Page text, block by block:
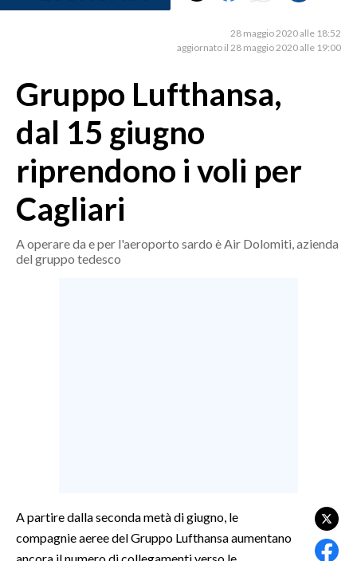
MEDIO CAMPIDANO
ORISTANO E PROVINCIA
SASSARI E PROVINCIA
GALLURA
NUORO E PROVINCIA
OGLIASTRA
SPORT IN SARDEGNA
28 maggio 2020 alle 18:52
aggiornato il 28 maggio 2020 alle 19:00
Gruppo Lufthansa,
dal 15 giugno
riprendono i voli per
Cagliari
A operare da e per l'aeroporto sardo è Air Dolomiti, azienda
del gruppo tedesco
A partire dalla seconda metà di giugno, le
compagnie aeree del Gruppo Lufthansa aumentano